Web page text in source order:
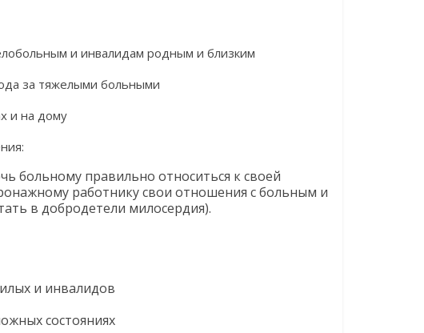
и инвалидам родным и близким
за тяжелыми больными
и на дому
больному правильно относиться к своей
работнику свои отношения с больным и
в добродетели милосердия).
и инвалидов
состояниях